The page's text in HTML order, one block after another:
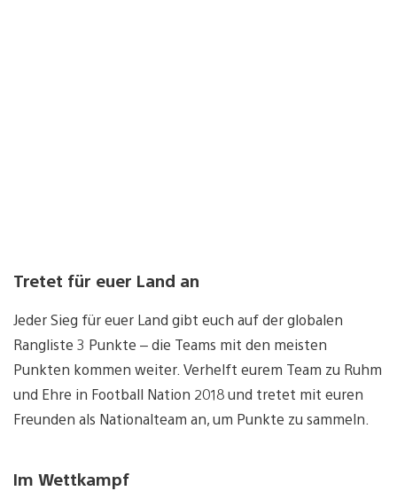
Tretet für euer Land an
Jeder Sieg für euer Land gibt euch auf der globalen
Rangliste 3 Punkte – die Teams mit den meisten
Punkten kommen weiter. Verhelft eurem Team zu Ruhm
und Ehre in Football Nation 2018 und tretet mit euren
Freunden als Nationalteam an, um Punkte zu sammeln.
Im Wettkampf